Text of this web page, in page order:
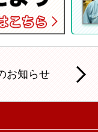
お知らせ